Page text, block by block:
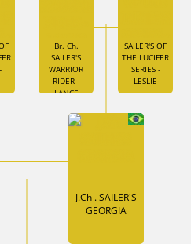
J.Ch . SAILER'S
GEORGIA
Br. Ch.
SAILER'S
WARRIOR
RIDER -
LANCE
SAILER'S OF
THE LUCIFER
SERIES -
LESLIE